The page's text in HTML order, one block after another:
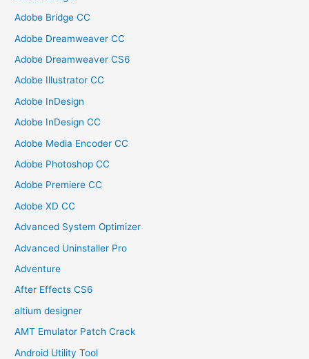
Adobe Bridge CC
Adobe Dreamweaver CC
Adobe Dreamweaver CS6
Adobe Illustrator CC
Adobe InDesign
Adobe InDesign CC
Adobe Media Encoder CC
Adobe Photoshop CC
Adobe Premiere CC
Adobe XD CC
Advanced System Optimizer
Advanced Uninstaller Pro
Adventure
After Effects CS6
altium designer
AMT Emulator Patch Crack
Android Utility Tool